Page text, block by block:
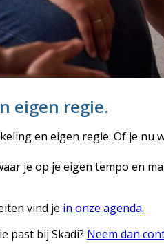
eigen regie.
en eigen regie. Of je
je op je eigen tempo en
vind je in onze agenda.
past bij Skadi? Neem dan